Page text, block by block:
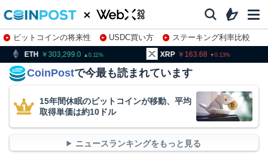
ビットコインの将来性 USDC買い方
ステーキング利率比較
株特集・関連銘柄
0.11 163.68 0.13
CoinPostで今最も読まれています
15年間休眠のビットコインが移動、平均
取得単価は約10ドル
ニュースランキングをもっと見る